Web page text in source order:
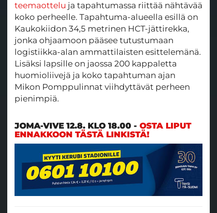
teemaottelu ja tapahtumassa riittää nähtävää
koko perheelle. Tapahtuma-alueella esillä on
Kaukokiidon 34,5 metrinen HCT-jättirekka,
jonka ohjaamoon pääsee tutustumaan
logistiikka-alan ammattilaisten esittelemänä.
Lisäksi lapsille on jaossa 200 kappaletta
huomioliivejä ja koko tapahtuman ajan
Mikon Pomppulinnat viihdyttävät perheen
pienimpiä.
JOMA-VIVE 12.8. KLO 18.00 - OSTA LIPUT
ENNAKKOON TÄSTÄ LINKISTÄ!